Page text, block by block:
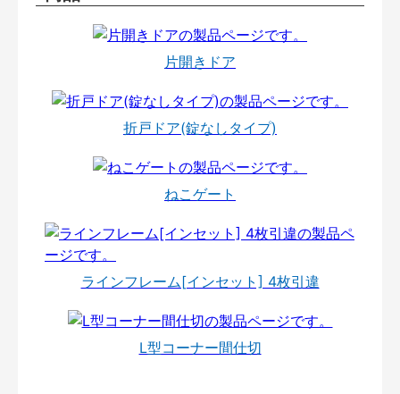
片開きドア
折戸ドア(錠なしタイプ)
ねこゲート
ラインフレーム[インセット] 4枚引違
L型コーナー間仕切